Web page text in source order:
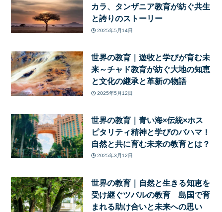
カラ、タンザニア教育が紡ぐ共生
と誇りのストーリー
2025年5月14日
世界の教育｜遊牧と学びが育む未
来～チャド教育が紡ぐ大地の知恵
と文化の継承と革新の物語
2025年5月12日
世界の教育｜青い海×伝統×ホス
ピタリティ精神と学びのバハマ！
自然と共に育む未来の教育とは？
2025年3月12日
世界の教育｜自然と生きる知恵を
受け継ぐツバルの教育 島国で育
まれる助け合いと未来への思い